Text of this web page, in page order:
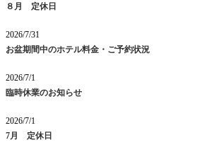
８月 定休日
2026/7/31
お盆期間中のホテル料金・ご予約状況
2026/7/1
臨時休業のお知らせ
2026/7/1
7月 定休日